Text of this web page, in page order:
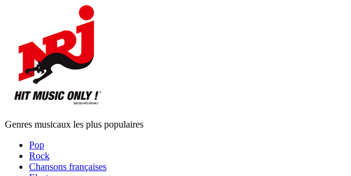
Genres musicaux les plus populaires
Pop
Rock
Chansons françaises